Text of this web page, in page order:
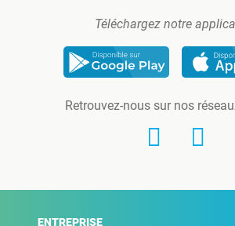
Téléchargez notre
Retrouvez-nous sur nos
ENTREPRISE